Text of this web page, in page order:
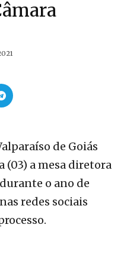
de Goiás
(03) a mesa diretora
o ano de
redes sociais